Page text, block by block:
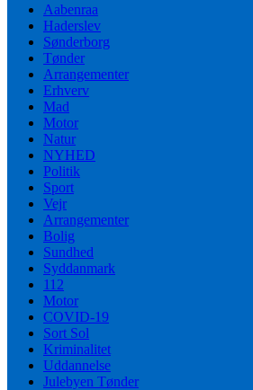
Aabenraa
Haderslev
Sønderborg
Tønder
Arrangementer
Erhverv
Mad
Motor
Natur
NYHED
Politik
Sport
Vejr
Arrangementer
Bolig
Sundhed
Syddanmark
112
Motor
COVID-19
Sort Sol
Kriminalitet
Uddannelse
Julebyen Tønder